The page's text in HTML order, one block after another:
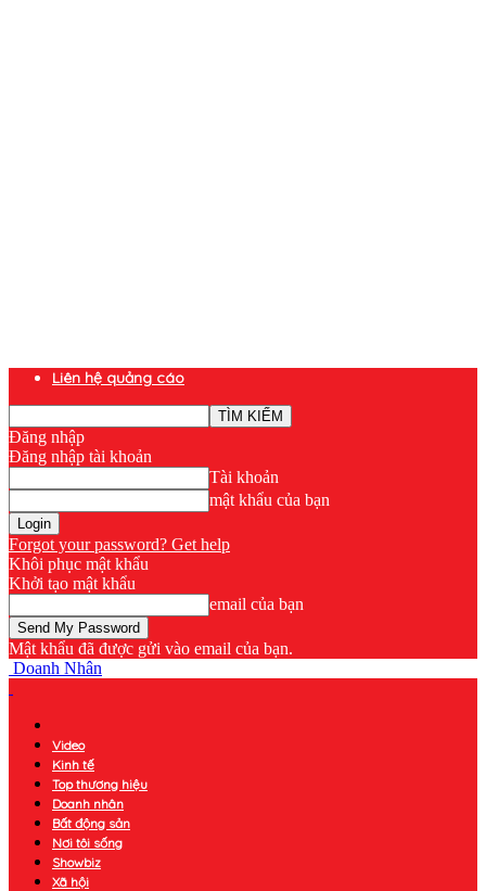
Liên hệ quảng cáo
Đăng nhập
Đăng nhập tài khoản
Tài khoản
mật khẩu của bạn
Forgot your password? Get help
Khôi phục mật khẩu
Khởi tạo mật khẩu
email của bạn
Mật khẩu đã được gửi vào email của bạn.
Doanh Nhân
Video
Kinh tế
Top thương hiệu
Doanh nhân
Bất động sản
Nơi tôi sống
Showbiz
Xã hội